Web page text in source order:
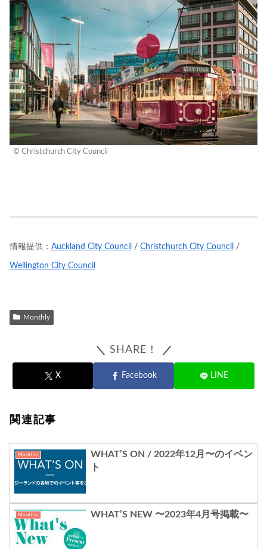
© Christchurch City Council
情報提供： Auckland City Council / Christchurch City Council /
Wellington City Council
Monthly
SHARE！
X Facebook LINE
関連記事
Monthly
WHAT’S ON / 2022年12月〜のイベン
ト
Monthly WHAT’S NEW 〜2023年4月号掲載〜